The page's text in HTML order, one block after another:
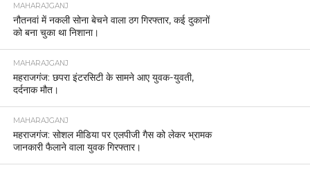
MAHARAJGANJ
नौतनवां में नकली सोना बेचने वाला ठग गिरफ्तार, कई दुकानों
को बना चुका था निशाना।
MAHARAJGANJ
महराजगंज: छपरा इंटरसिटी के सामने आए युवक-युवती,
दर्दनाक मौत।
MAHARAJGANJ
महराजगंज: सोशल मीडिया पर एलपीजी गैस को लेकर भ्रामक
जानकारी फैलाने वाला युवक गिरफ्तार।